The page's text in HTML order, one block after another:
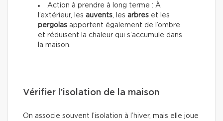
Action à prendre à long terme : À
l’extérieur, les auvents, les arbres et les
pergolas apportent également de l’ombre
et réduisent la chaleur qui s’accumule dans
la maison.
Vérifier l’isolation de la maison
On associe souvent l’isolation à l’hiver, mais elle joue